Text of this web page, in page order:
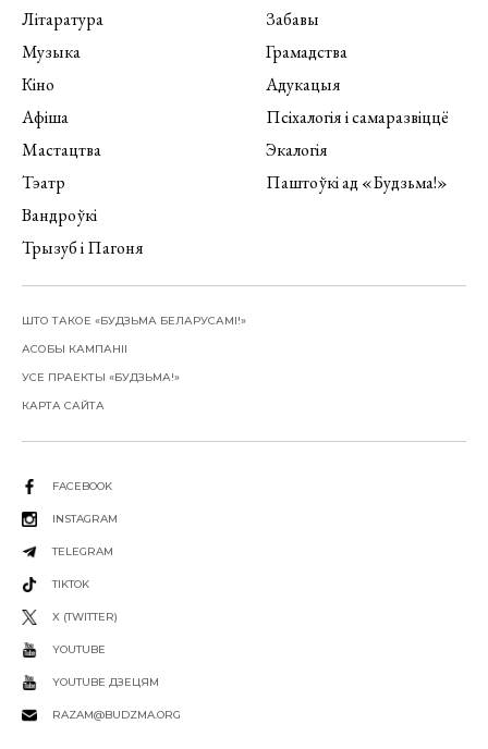
Літаратура
Музыка
Кіно
Афіша
Мастацтва
Тэатр
Вандроўкі
Трызуб і Пагоня
Забавы
Грамадства
Адукацыя
Псіхалогія і самаразвіццё
Экалогія
Паштоўкі ад «Будзьма!»
ШТО ТАКОЕ «БУДЗЬМА БЕЛАРУСАМІ!»
АСОБЫ КАМПАНІІ
УСЕ ПРАЕКТЫ «БУДЗЬМА!»
КАРТА САЙТА
FACEBOOK
INSTAGRAM
TELEGRAM
TIKTOK
X (TWITTER)
YOUTUBE
YOUTUBE ДЗЕЦЯМ
RAZAM@BUDZMA.ORG